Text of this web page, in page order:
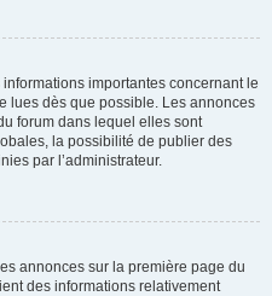
importantes concernant le
lues dès que possible. Les annonces
forum dans lequel elles sont
la possibilité de publier des
par l’administrateur.
annonces sur la première page du
des informations relativement